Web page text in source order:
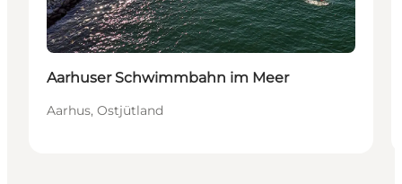
Aarhuser Schwimmbahn im Meer
Aarhus, Ostjütland